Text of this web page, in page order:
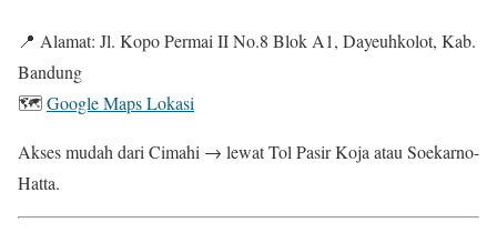
📍 Alamat: Jl. Kopo Permai II No.8 Blok A1, Dayeuhkolot, Kab.
Bandung
🗺️Google Maps Lokasi
Akses mudah dari Cimahi → lewat Tol Pasir Koja atau Soekarno-
Hatta.